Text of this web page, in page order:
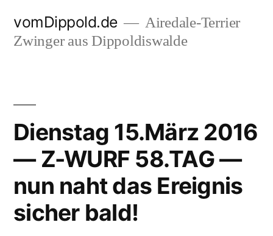
Inhalt
vomDippold.de
Airedale-Terrier
Zwinger aus Dippoldiswalde
Dienstag 15.März 2016
— Z-WURF 58.TAG —
nun naht das Ereignis
sicher bald!